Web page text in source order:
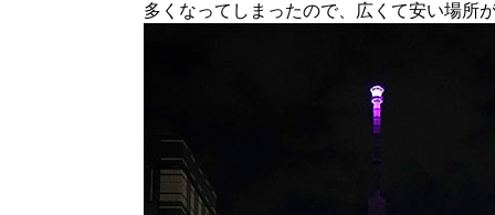
多くなってしまったので、広くて安い場所